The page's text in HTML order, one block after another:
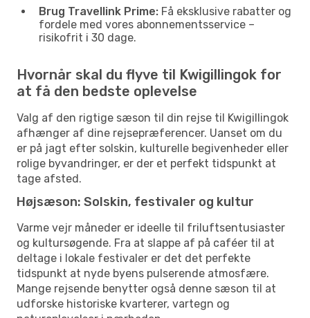
Brug Travellink Prime: Få eksklusive rabatter og
fordele med vores abonnementsservice –
risikofrit i 30 dage.
Hvornår skal du flyve til Kwigillingok for
at få den bedste oplevelse
Valg af den rigtige sæson til din rejse til Kwigillingok
afhænger af dine rejsepræferencer. Uanset om du
er på jagt efter solskin, kulturelle begivenheder eller
rolige byvandringer, er der et perfekt tidspunkt at
tage afsted.
Højsæson: Solskin, festivaler og kultur
Varme vejr måneder er ideelle til friluftsentusiaster
og kultursøgende. Fra at slappe af på caféer til at
deltage i lokale festivaler er det det perfekte
tidspunkt at nyde byens pulserende atmosfære.
Mange rejsende benytter også denne sæson til at
udforske historiske kvarterer, vartegn og